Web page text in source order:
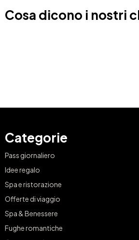
Cosa dicono i nostri
Categorie
Pass giornaliero
Idee regalo
Spa e ristorazione
Offerte di viaggio
Spa & Benessere
Fughe romantiche